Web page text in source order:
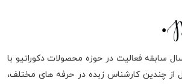
میرادور با 8 سال سابقه فعالیت در حوزه محصولات دکوراتیو با
چندین کارشناس زبده در حرفه های مختلف،